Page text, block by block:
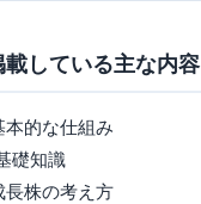
している主な内容
的な仕組み
礎知識
株の考え方